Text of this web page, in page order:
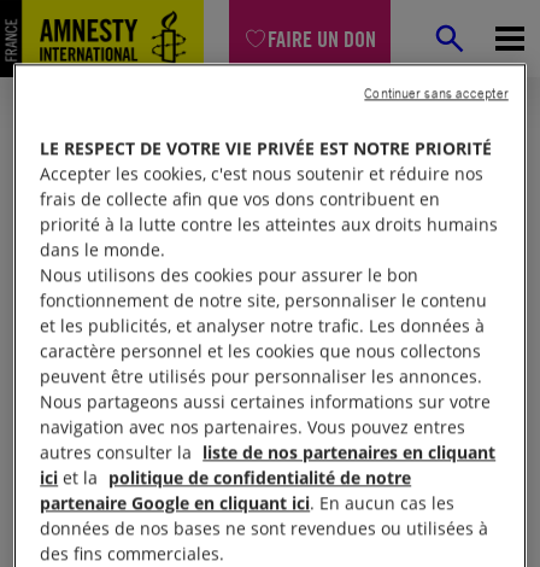
FAIRE UN DON
Mon espace
Connexion
Votre adresse email (obligatoire)
LE RESPECT DE VOTRE VIE PRIVÉE EST NOTRE PRIORITÉ
Accepter les cookies, c'est nous soutenir et réduire nos
frais de collecte afin que vos dons contribuent en
priorité à la lutte contre les atteintes aux droits humains
dans le monde.
Nous utilisons des cookies pour assurer le bon
fonctionnement de notre site, personnaliser le contenu
et les publicités, et analyser notre trafic. Les données à
caractère personnel et les cookies que nous collectons
peuvent être utilisés pour personnaliser les annonces.
Nous partageons aussi certaines informations sur votre
navigation avec nos partenaires. Vous pouvez entres
autres consulter la liste de nos partenaires en cliquant
ici et la politique de confidentialité de notre
partenaire Google en cliquant ici. En aucun cas les
données de nos bases ne sont revendues ou utilisées à
des fins commerciales.
Continuer sans accepter